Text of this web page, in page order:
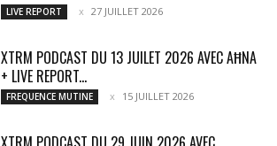
LIVE REPORT 27 JUILLET 2026
XTRM PODCAST DU 13 JUILET 2026 AVEC AĦNA
+ LIVE REPORT...
FREQUENCE MUTINE 15 JUILLET 2026